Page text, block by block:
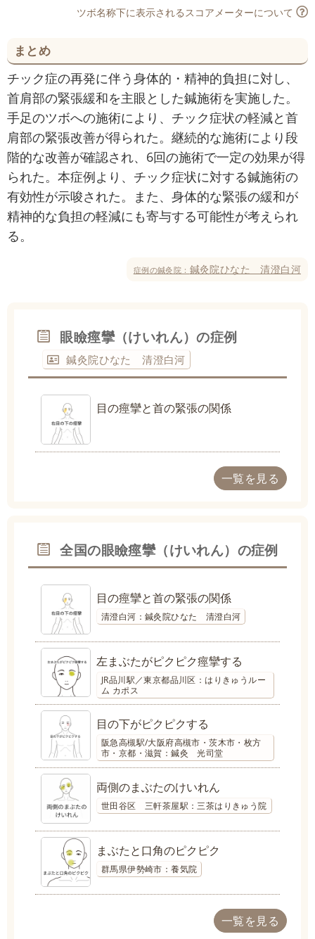
ツボ名称下に表示されるスコアメーターについて
まとめ
チック症の再発に伴う身体的・精神的負担に対し、
首肩部の緊張緩和を主眼とした鍼施術を実施した。
手足のツボへの施術により、チック症状の軽減と首
肩部の緊張改善が得られた。継続的な施術により段
階的な改善が確認され、6回の施術で一定の効果が得
られた。本症例より、チック症状に対する鍼施術の
有効性が示唆された。また、身体的な緊張の緩和が
精神的な負担の軽減にも寄与する可能性が考えられ
る。
症例の鍼灸院： 鍼灸院ひなた 清澄白河
眼瞼痙攣（けいれん）の症例
鍼灸院ひなた 清澄白河
目の痙攣と首の緊張の関係
一覧を見る
全国の眼瞼痙攣（けいれん）の症例
目の痙攣と首の緊張の関係
清澄白河：鍼灸院ひなた 清澄白河
左まぶたがピクピク痙攣する
JR品川駅／東京都品川区：はりきゅうルー
ム カポス
目の下がピクピクする
阪急高槻駅/大阪府高槻市・茨木市・枚方
市・京都・滋賀：鍼灸 光司堂
両側のまぶたのけいれん
世田谷区 三軒茶屋駅：三茶はりきゅう院
まぶたと口角のピクピク
群馬県伊勢崎市：養気院
一覧を見る